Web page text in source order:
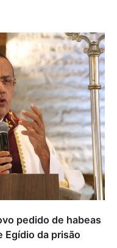
pedido de habeas
Egídio da prisão